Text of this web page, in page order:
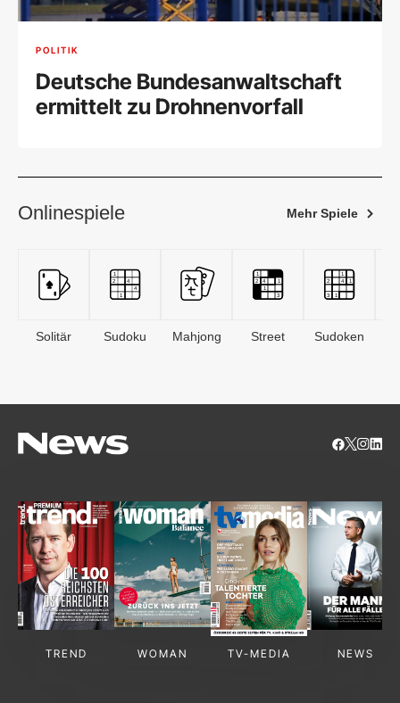
POLITIK
Deutsche Bundesanwaltschaft
ermittelt zu Drohnenvorfall
Onlinespiele Mehr Spiele
Solitär Sudoku Mahjong Street Sudoken
TREND WOMAN TV-MEDIA NEWS